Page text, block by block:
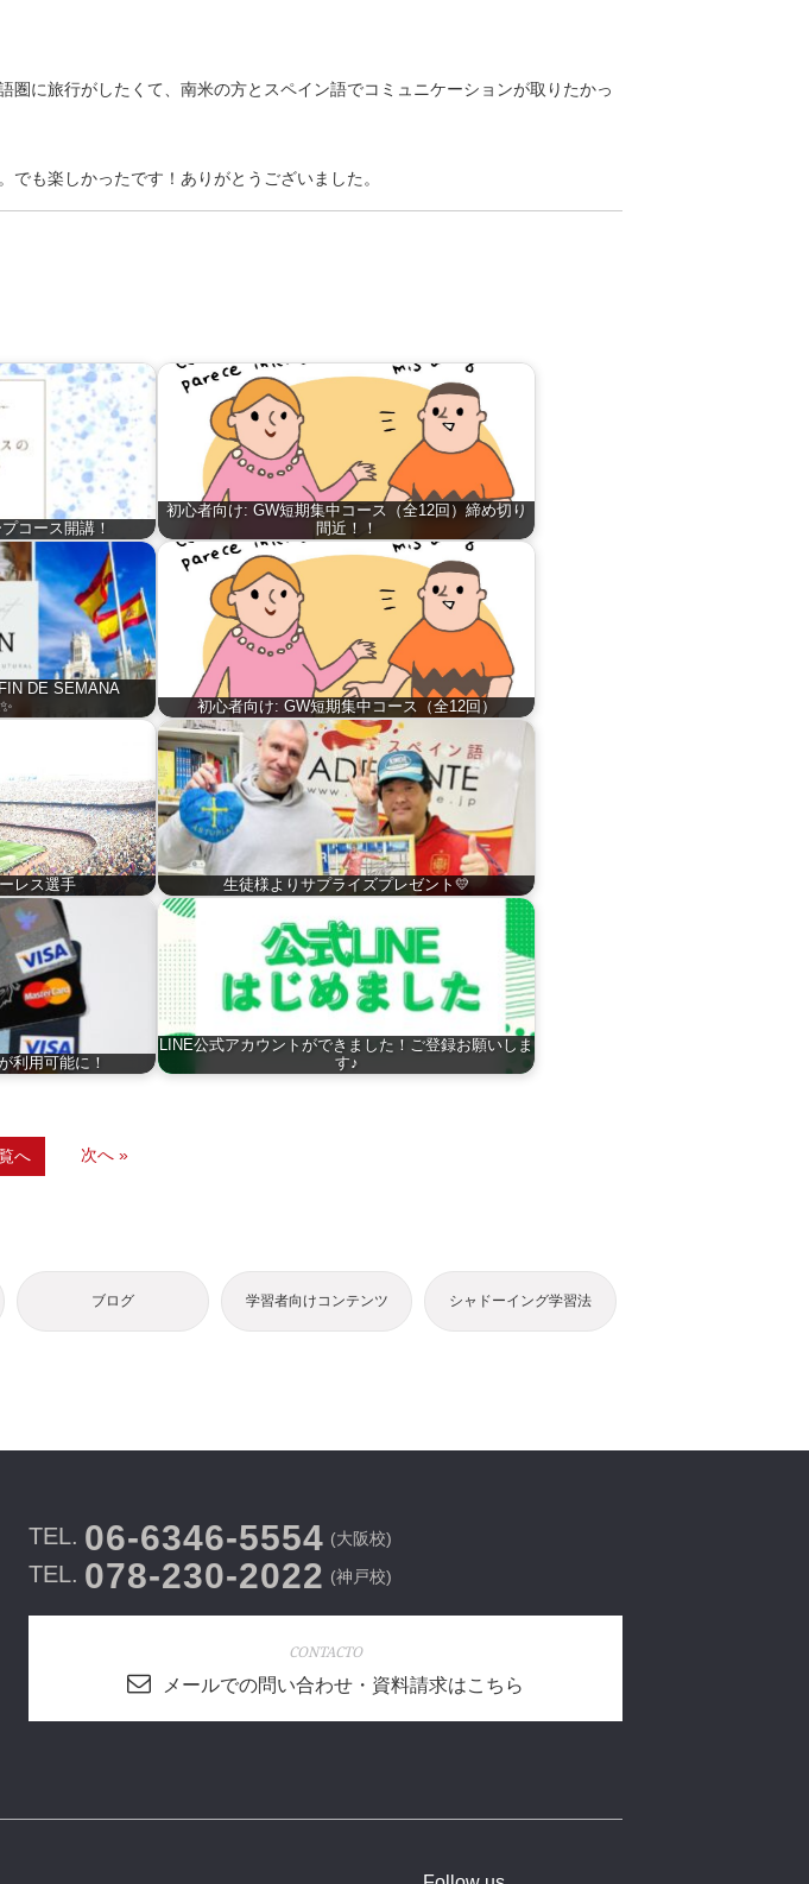
に旅行がしたくて、南米の方とスペイン語でコミュニケーションが取りたかっ
も楽しかったです！ありがとうございました。
コース開講！
初心者向け: GW短期集中コース（全12回）締め切り
間近！！
DE SEMANA
初心者向け: GW短期集中コース（全12回）
レス選手 生徒様よりサプライズプレゼント💛
利用可能に！
LINE公式アカウントができました！ご登録お願いしま
す♪
へ 次へ »
ブログ 学習者向けコンテンツ シャドーイング学習法
TEL. 06-6346-5554 (大阪校)
TEL. 078-230-2022 (神戸校)
CONTACTO
メールでの問い合わせ・資料請求はこちら